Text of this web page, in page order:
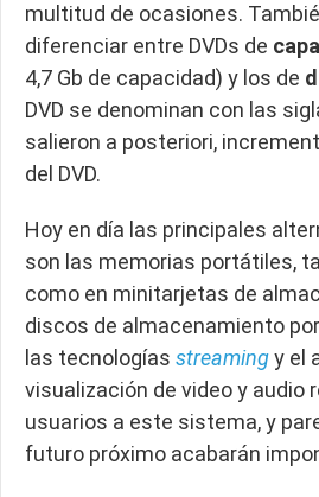
multitud de ocasiones.
diferenciar entre DVDs de
4,7 Gb de capacidad) y los de
DVD se denominan con las
salieron a posteriori,
del DVD.
Hoy en día las principales
son las memorias portátiles,
como en minitarjetas de
discos de almacenamiento
las tecnologías streamingy el
visualización de video y audio
usuarios a este sistema, y
futuro próximo acabarán